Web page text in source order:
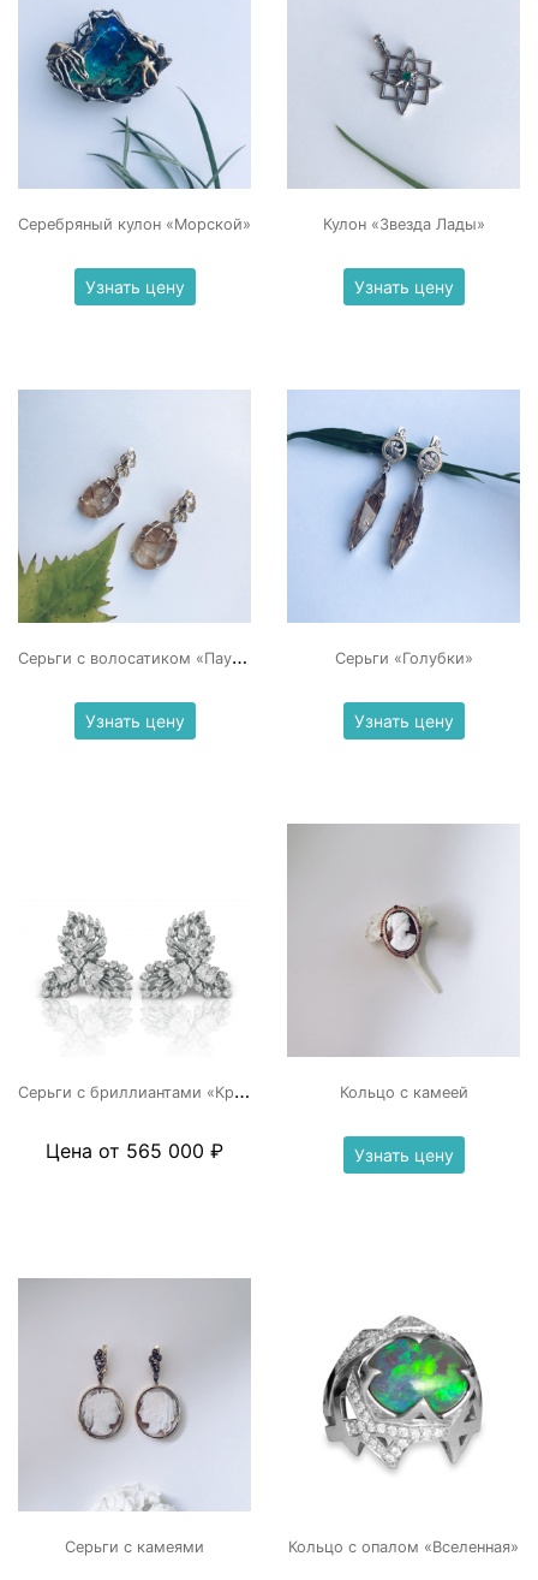
Серебряный кулон «Морской»
Узнать цену
Кулон «Звезда Лады»
Узнать цену
С
ерьги с волосатиком «Паучки»
Узнать цену
Серьги «Голубки»
Узнать цену
С
ерьги с бриллиантами «Крылья»
Цена от 565 000 ₽
Кольцо с камеей
Узнать цену
Серьги с камеями Кольцо с опалом «Вселенная»